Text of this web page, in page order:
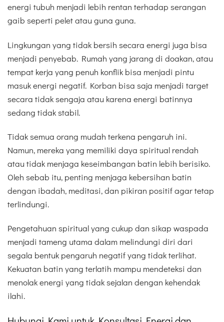
energi tubuh menjadi lebih rentan terhadap serangan
gaib seperti pelet atau guna guna.
Lingkungan yang tidak bersih secara energi juga bisa
menjadi penyebab. Rumah yang jarang di doakan, atau
tempat kerja yang penuh konflik bisa menjadi pintu
masuk energi negatif. Korban bisa saja menjadi target
secara tidak sengaja atau karena energi batinnya
sedang tidak stabil.
Tidak semua orang mudah terkena pengaruh ini.
Namun, mereka yang memiliki daya spiritual rendah
atau tidak menjaga keseimbangan batin lebih berisiko.
Oleh sebab itu, penting menjaga kebersihan batin
dengan ibadah, meditasi, dan pikiran positif agar tetap
terlindungi.
Pengetahuan spiritual yang cukup dan sikap waspada
menjadi tameng utama dalam melindungi diri dari
segala bentuk pengaruh negatif yang tidak terlihat.
Kekuatan batin yang terlatih mampu mendeteksi dan
menolak energi yang tidak sejalan dengan kehendak
ilahi.